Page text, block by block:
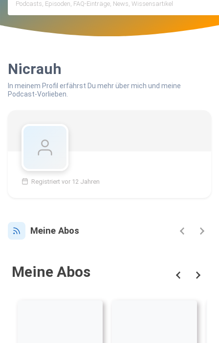
Nicrauh
In meinem Profil erfährst Du mehr über mich und meine
Podcast-Vorlieben.
Registriert vor 12 Jahren
Meine Abos
Meine Abos